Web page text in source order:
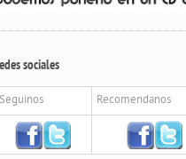
sociales
Seguinos Recomendanos